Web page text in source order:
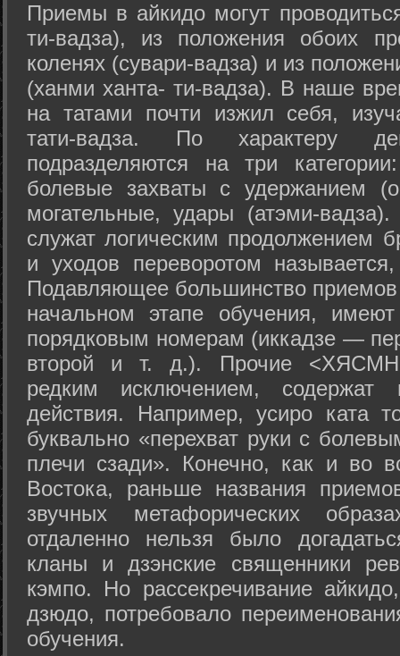
Приемы в айкидо могут
ти-вадза), из положения обоих
коленях (сувари-вадза) и из
(ханми ханта- ти-вадза). В наше
на татами почти изжил себя,
тати-вадза. По характеру
подразделяются на три
болевые захваты с удержанием
могательные, удары (атэми-
служат логическим продолжением
и уходов переворотом
Подавляющее большинство
начальном этапе обучения,
порядковым номерам (иккадзе —
второй и т. д.). Прочие
редким исключением, содержат
действия. Например, усиро ката
буквально «перехват руки с
плечи сзади». Конечно, как и во
Востока, раньше названия
звучных метафорических
отдаленно нельзя было
кланы и дзэнские священники
кэмпо. Но рассекречивание
дзюдо, потребовало
обучения.